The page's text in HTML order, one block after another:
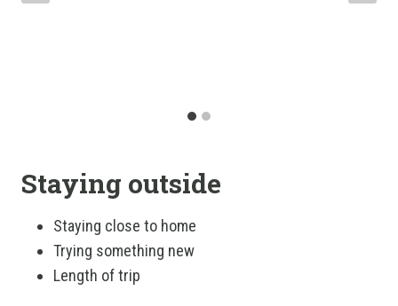
Staying outside
Staying close to home
Trying something new
Length of trip